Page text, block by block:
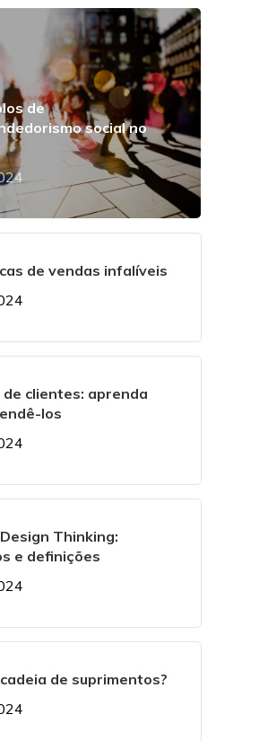
de
social no
de vendas infalíveis
clientes: aprenda
los
Thinking:
e definições
de suprimentos?